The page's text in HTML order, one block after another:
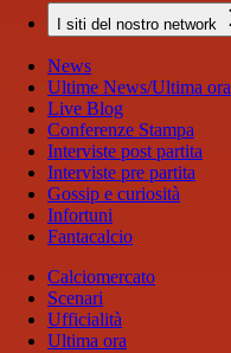
I siti del nostro network
News
Ultime News/Ultima ora
Live Blog
Conferenze Stampa
Interviste post partita
Interviste pre partita
Gossip e curiosità
Infortuni
Fantacalcio
Calciomercato
Scenari
Ufficialità
Ultima ora